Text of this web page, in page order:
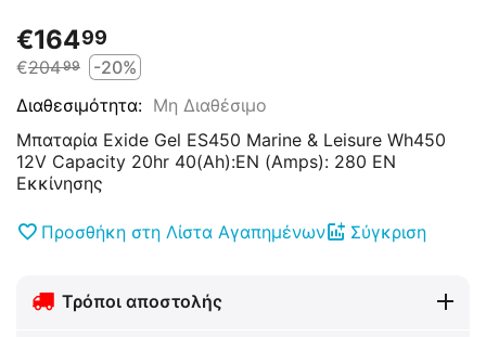
€16499
€20499
-20%
Διαθεσιμότητα: Μη Διαθέσιμο
Μπαταρία Exide Gel ES450 Marine & Leisure Wh450
12V Capacity 20hr 40(Ah):EN (Amps): 280 EN
Εκκίνησης
Προσθήκη στη Λίστα Αγαπημένων Σύγκριση
Τρόποι αποστολής